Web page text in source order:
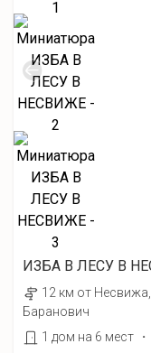
ИЗБА В ЛЕСУ В
12 км от
Баранович
1 дом на 6 мест
·